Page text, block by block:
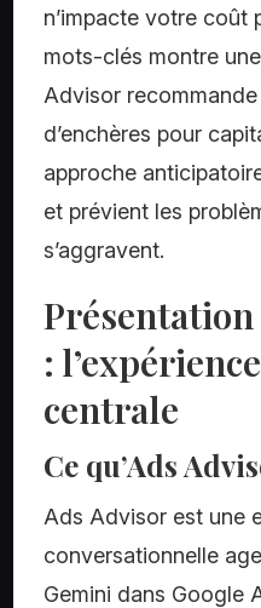
n’impacte votre coût
mots-clés montre
Advisor
d’enchères pour
approche
et prévient les
s’aggravent.
Présentation
:
centrale
Ce qu’Ads
Ads Advisor est une
conversationnelle
Gemini dans Google